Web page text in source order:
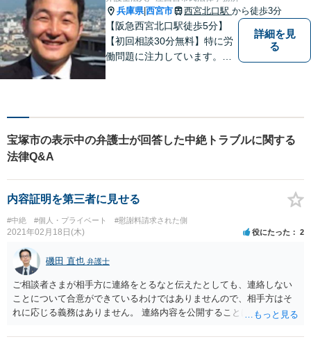
兵庫県|西宮市 西宮北口駅 から徒歩3分
【阪急西宮北口駅徒歩5分】
【初回相談30分無料】特に労
働問題に注力しています。残
民事事件，家事事件，刑事事
件も幅広く取り扱っておりま
す。
詳細を見
る
宝塚市の表示中の弁護士が回答した中絶トラブルに関する
法律Q&A
内容証明を第三者に見せる
#中絶 #個人・プライベート #慰謝料請求された側
2021年02月18日(木) 役にたった 2
磯田 直也 弁護士
ご相談者さまが相手方に連絡をとるなと伝えたとしても、連絡しない
ことについて合意ができているわけではありませんので、相手方はそ
れに応じる義務はありません。 連絡内容を公開することはその方法に
の内容では当たらないように思います。 配偶者が、自分に婚約者がい